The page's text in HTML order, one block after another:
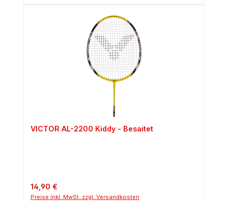
VICTOR AL-2200 Kiddy - Besaitet
Regulärer Preis:
14,90 €
Preise inkl. MwSt. zzgl. Versandkosten